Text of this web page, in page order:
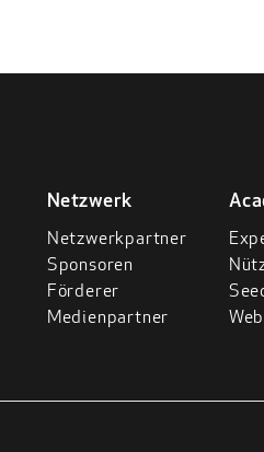
Netzwerk
Netzwerkpartner
Sponsoren
Förderer
Medienpartner